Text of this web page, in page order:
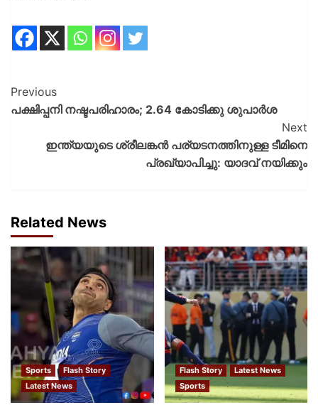
Previous
പക്ഷിപ്പനി നഷ്ടപരിഹാരം; 2.64 കോടിക്കു ശുപാർശ
Next
ഇന്ത്യയുടെ ശ്രീലങ്കൻ പര്യടനത്തിനുള്ള ടീമിനെ
പ്രഖ്യാപിച്ചു: യാദവ് നയിക്കും
Related News
Sports
Flash Story
Latest News
Flash Story
Latest News
Sports